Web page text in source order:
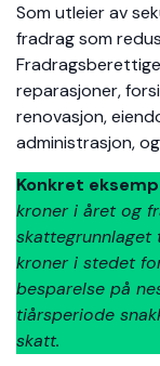
Som utleier av
fradrag som
reparasjoner,
renovasjon,
administrasjon,
Konkret
kroner i året og
kroner i stedet
besparelse på
tiårsperiode
skatt.